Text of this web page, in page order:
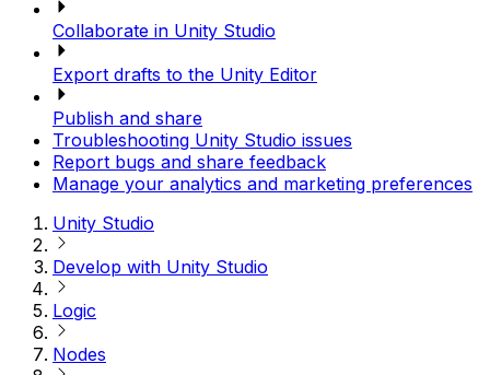
Collaborate in Unity Studio
Export drafts to the Unity Editor
Publish and share
Troubleshooting Unity Studio issues
Report bugs and share feedback
Manage your analytics and marketing preferences
Unity Studio
Develop with Unity Studio
Logic
Nodes